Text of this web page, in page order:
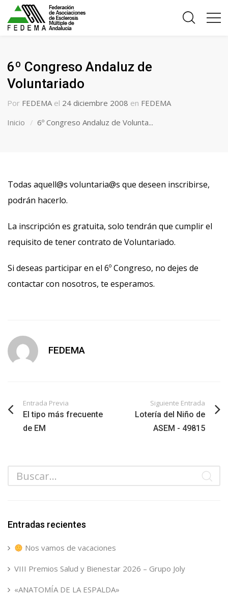
6º Congreso Andaluz de
Voluntariado
Por FEDEMA el 24 diciembre 2008 en FEDEMA
Inicio
6º Congreso Andaluz de Volunta...
Todas aquell@s voluntaria@s que deseen inscribirse,
podrán hacerlo.
La inscripción es gratuita, solo tendrán que cumplir el
requisito de tener contrato de Voluntariado.
Si deseas participar en el 6º Congreso, no dejes de
contactar con nosotros, te esperamos.
FEDEMA
Entrada Previa
El tipo más frecuente
de EM
Siguiente Entrada
Lotería del Niño de
ASEM - 49815
Entradas recientes
Nos vamos de vacaciones
VIII Premios Salud y Bienestar 2026 – Grupo Joly
«ANATOMÍA DE LA ESPALDA»